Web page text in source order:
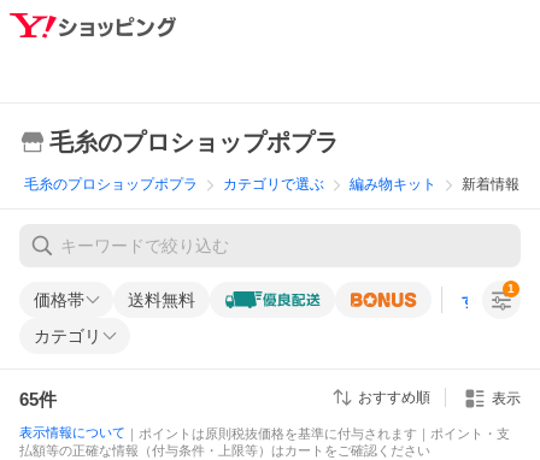
毛糸のプロショップポプラ
毛糸のプロショップポプラ カテゴリで選ぶ 編み物キット 新着情報
価格帯 送料無料 すべての条
カテゴリ
1
65件 おすすめ順 表示
表示情報について ｜ポイントは原則税抜価格を基準に付与されます｜ポイント・支
払額等の正確な情報（付与条件・上限等）はカートをご確認ください